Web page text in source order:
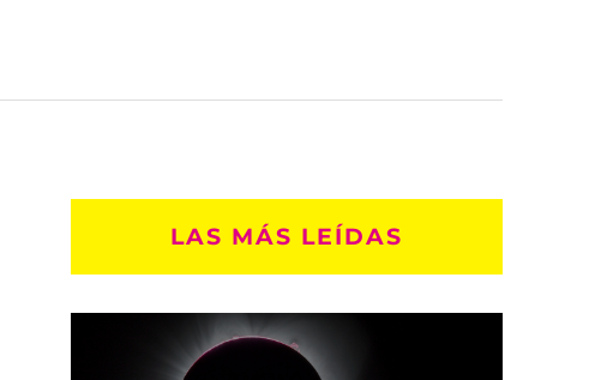
LAS MÁS LEÍDAS